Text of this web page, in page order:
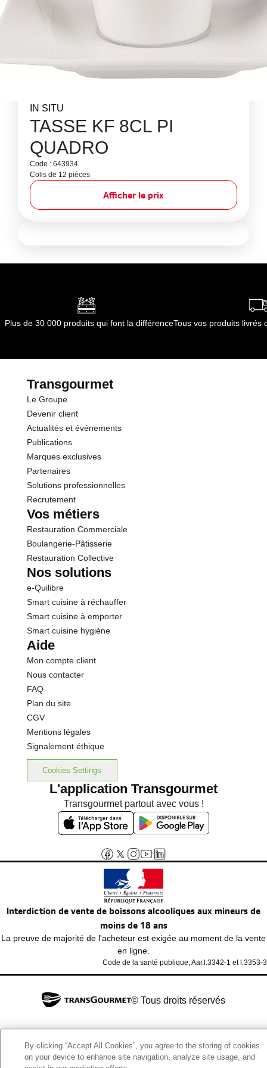
IN SITU
TASSE KF 8CL PI
QUADRO
Code : 643934
Colis de 12 pièces
Afficher le prix
Plus de 30 000 produits qui font la différenceTous vos produits livrés
Transgourmet
Le Groupe
Devenir client
Actualités et événements
Publications
Marques exclusives
Partenaires
Solutions professionnelles
Recrutement
Vos métiers
Restauration Commerciale
Boulangerie-Pâtisserie
Restauration Collective
Nos solutions
e-Quilibre
Smart cuisine à réchauffer
Smart cuisine à emporter
Smart cuisine hygiène
Aide
Mon compte client
Nous contacter
FAQ
Plan du site
CGV
Mentions légales
Signalement éthique
Cookies Settings
L'application Transgourmet
Transgourmet partout avec vous !
Interdiction de vente de boissons alcooliques aux mineurs de
moins de 18 ans
La preuve de majorité de l'acheteur est exigée au moment de la vente
en ligne.
Code de la santé publique, Aar.l.3342-1 et l.3353-3
© Tous droits réservés
By clicking “Accept All Cookies”, you agree to the storing of cookies
on your device to enhance site navigation, analyze site usage, and